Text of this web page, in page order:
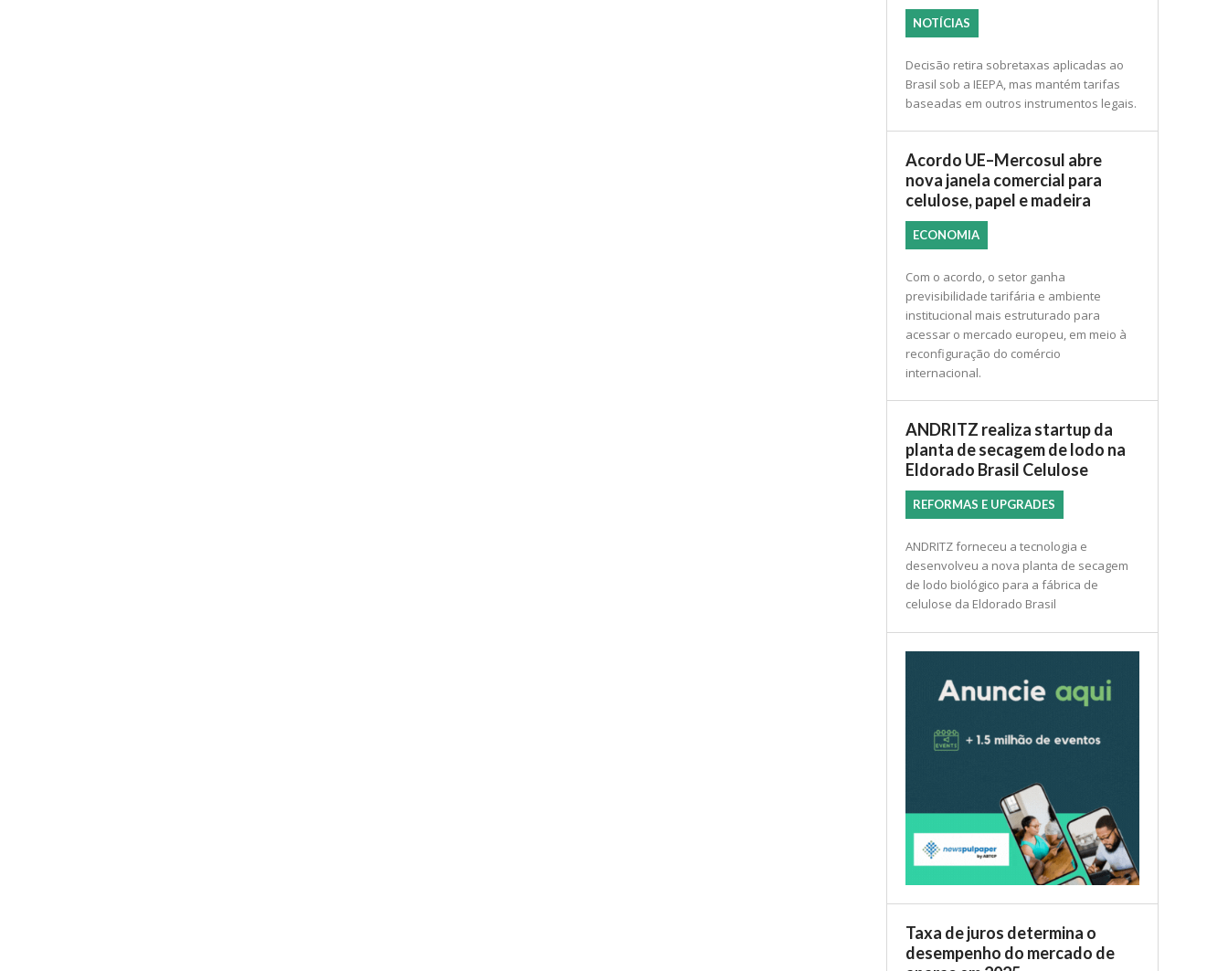
NOTÍCIAS
Decisão retira sobretaxas aplicadas ao
Brasil sob a IEEPA, mas mantém tarifas
baseadas em outros instrumentos legais.
Acordo UE–Mercosul abre
nova janela comercial para
celulose, papel e madeira
ECONOMIA
Com o acordo, o setor ganha
previsibilidade tarifária e ambiente
institucional mais estruturado para
acessar o mercado europeu, em meio à
reconfiguração do comércio
internacional.
ANDRITZ realiza startup da
planta de secagem de lodo na
Eldorado Brasil Celulose
REFORMAS E UPGRADES
ANDRITZ forneceu a tecnologia e
desenvolveu a nova planta de secagem
de lodo biológico para a fábrica de
celulose da Eldorado Brasil
Taxa de juros determina o
desempenho do mercado de